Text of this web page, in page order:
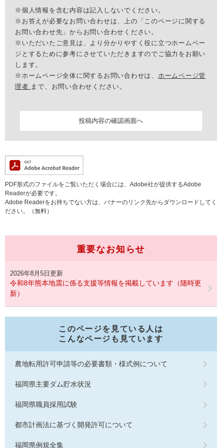
※個人情報を含む内容は記入しないでください。
※お答えが必要なお問い合わせは、上の「このページに関する
お問い合わせ先」からお問い合わせください。
※いただいたご意見は、より分かりやすく役に立つホームペー
ジとするために参考にさせていただきますのでご協力をお願い
します。
※ホームページ全体に関するお問い合わせは、 ホームページ管
理者 まで、お問い合わせください。
PDF形式のファイルをご覧いただく場合には、Adobe社が提供するAdobe
Readerが必要です。
Adobe Readerをお持ちでない方は、バナーのリンク先からダウンロードしてく
ださい。（無料）
重要なお知らせ
2026年8月5日更新
令和8年熊本地震に係る支援等情報を掲載しています（随時更
新）
このページを見ている人は
こんなページも見ています
農地転用許可申請等の必要書類・様式例について
福岡県主要ダム貯水状況
福岡県職員採用試験
都市計画法に基づく開発許可について
福岡県例規全集